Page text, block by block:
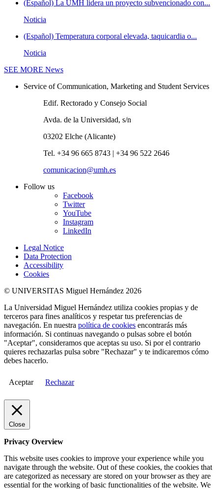
(Español) La UMH lidera un proyecto subvencionado con...
Noticia
(Español) Temperatura corporal elevada, taquicardia o...
Noticia
SEE MORE News
Service of Communication, Marketing and Student Services
Edif. Rectorado y Consejo Social
Avda. de la Universidad, s/n
03202 Elche (Alicante)
Tel. +34 96 665 8743 | +34 96 522 2646
comunicacion@umh.es
Follow us
Facebook
Twitter
YouTube
Instagram
LinkedIn
Legal Notice
Data Protection
Accessibility
Cookies
© UNIVERSITAS Miguel Hernández 2026
La Universidad Miguel Hernández utiliza cookies propias y de
terceros para fines analíticos y respetar tus preferencias de
navegación. En nuestra política de cookies encontrarás más
información. Si continuas navegando o pulsas sobre el botón
"Aceptar", consideramos que aceptas su uso. Si por el contrario
quieres rechazarlas pulsa sobre "Rechazar" y te indicaremos cómo
debes hacerlo.
Aceptar Rechazar
Close
Privacy Overview
This website uses cookies to improve your experience while you
navigate through the website. Out of these cookies, the cookies that
are categorized as necessary are stored on your browser as they are
essential for the working of basic functionalities of the website. We